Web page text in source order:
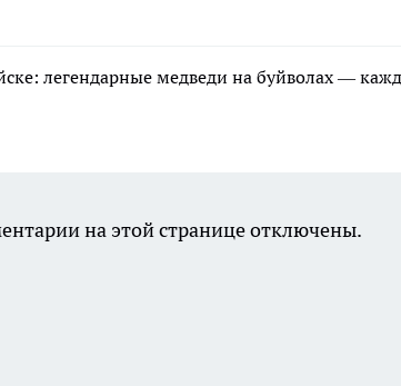
легендарные медведи на буйволах —
на этой странице отключены.